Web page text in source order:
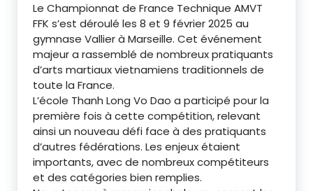
Le Championnat de France Technique AMVT
FFK s’est déroulé les 8 et 9 février 2025 au
gymnase Vallier à Marseille. Cet événement
majeur a rassemblé de nombreux pratiquants
d’arts martiaux vietnamiens traditionnels de
toute la France.
L’école Thanh Long Vo Dao a participé pour la
première fois à cette compétition, relevant
ainsi un nouveau défi face à des pratiquants
d’autres fédérations. Les enjeux étaient
importants, avec de nombreux compétiteurs
et des catégories bien remplies.